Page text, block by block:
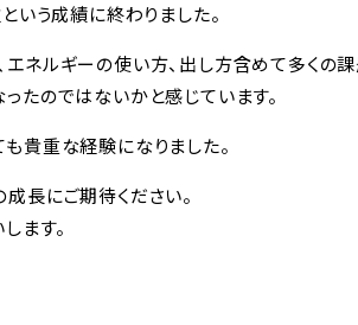
いう成績に終わりました。
エネルギーの使い方、出し方含めて多くの
たのではないかと感じています。
貴重な経験になりました。
長にご期待ください。
ます。